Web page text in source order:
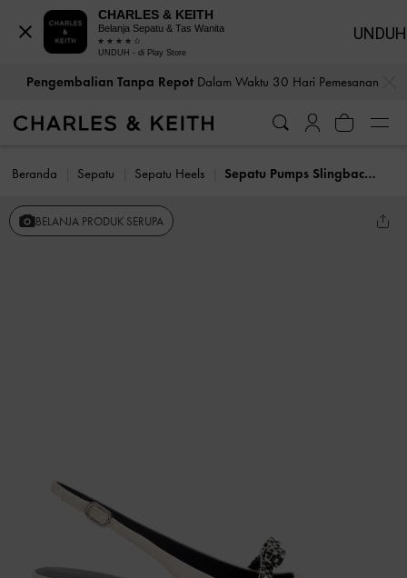
Pengembalian Tanpa RepotDalam Waktu 30 Hari Pemesanan
Beranda Sepatu Sepatu Heels Sepatu Pumps Slingback Kaleen
BELANJA PRODUK SERUPA
CHARLES & KEITH
Belanja Sepatu & Tas Wanita
UNDUH - di Play Store
UNDUH